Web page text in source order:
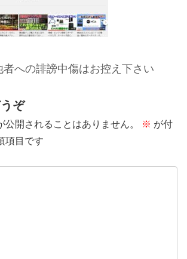
者への誹謗中傷はお控え下さい
ぞ
公開されることはありません。 ※ が付
項目です